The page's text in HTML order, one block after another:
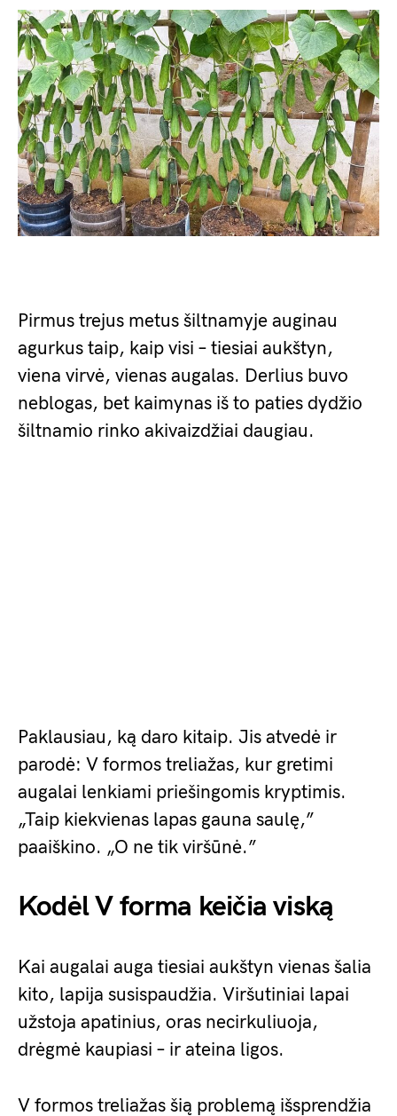
Pirmus trejus metus šiltnamyje auginau
agurkus taip, kaip visi – tiesiai aukštyn,
viena virvė, vienas augalas. Derlius buvo
neblogas, bet kaimynas iš to paties dydžio
šiltnamio rinko akivaizdžiai daugiau.
Paklausiau, ką daro kitaip. Jis atvedė ir
parodė: V formos treliažas, kur gretimi
augalai lenkiami priešingomis kryptimis.
„Taip kiekvienas lapas gauna saulę,”
paaiškino. „O ne tik viršūnė.”
Kodėl V forma keičia viską
Kai augalai auga tiesiai aukštyn vienas šalia
kito, lapija susispaudžia. Viršutiniai lapai
užstoja apatinius, oras necirkuliuoja,
drėgmė kaupiasi – ir ateina ligos.
V formos treliažas šią problemą išsprendžia